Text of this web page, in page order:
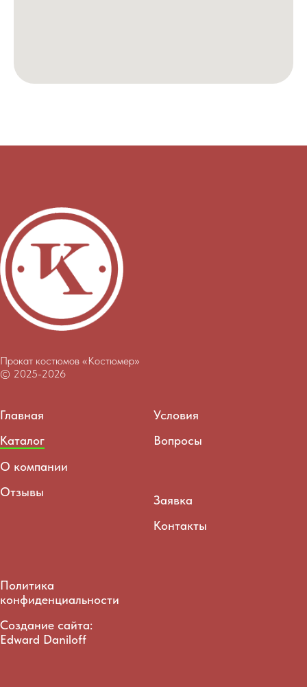
Прокат костюмов «Костюмер»
© 2025-2026
Главная
Каталог
О компании
Отзывы
Условия
Вопросы
Заявка
Контакты
Политика
конфиденциальности
Создание сайта:
Edward Daniloff